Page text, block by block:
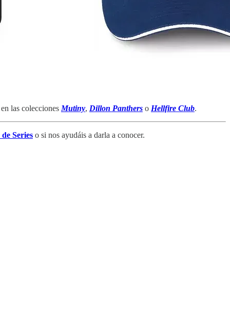
las colecciones Mutiny, Dillon Panthers o Hellfire Club.
Series o si nos ayudáis a darla a conocer.